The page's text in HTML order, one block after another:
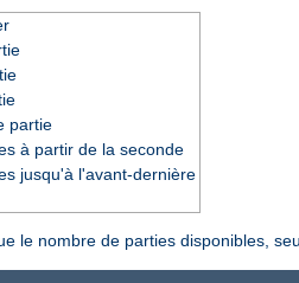
partie
à partir de la seconde
jusqu'à l'avant-dernière
le nombre de parties disponibles,